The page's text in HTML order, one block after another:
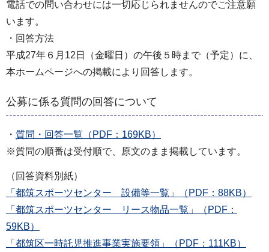
電話での問い合わせには一切応じられませんのでご注意願
います。
・回答方法
平成27年６月12日（金曜日）の午後５時まで（予定）に、
本ホームページへの掲載により回答します。
公募に係る質問の回答について
・ 質問・回答一覧（PDF：169KB）
※質問の順番は受付順で、原文のまま掲載しています。
（回答資料別紙）
「都筑スポーツセンター 設備等一覧」（PDF：88KB）
「都筑スポーツセンター リース物品一覧」（PDF：
59KB）
「都筑区一時託児推進事業実施要領」（PDF：111KB）